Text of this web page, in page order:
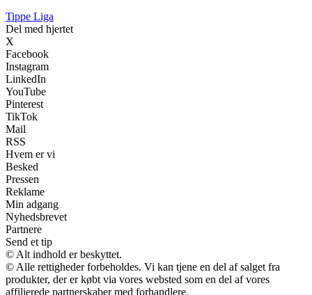
Tippe Liga
Del med hjertet
X
Facebook
Instagram
LinkedIn
YouTube
Pinterest
TikTok
Mail
RSS
Hvem er vi
Besked
Pressen
Reklame
Min adgang
Nyhedsbrevet
Partnere
Send et tip
© Alt indhold er beskyttet.
© Alle rettigheder forbeholdes. Vi kan tjene en del af salget fra
produkter, der er købt via vores websted som en del af vores
affilierede partnerskaber med forhandlere.